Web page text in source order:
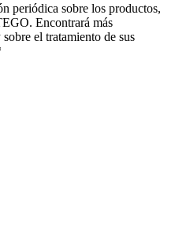
periódica sobre los productos,
Encontrará más
el tratamiento de sus